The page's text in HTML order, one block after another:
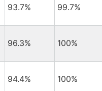
93.7% 99.7%
96.3% 100%
94.4% 100%